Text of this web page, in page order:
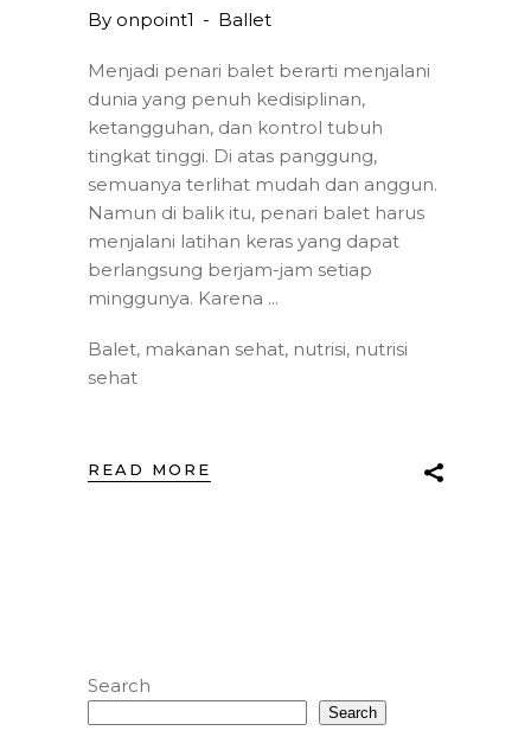
By onpoint1 Ballet
Menjadi penari balet berarti menjalani
dunia yang penuh kedisiplinan,
ketangguhan, dan kontrol tubuh
tingkat tinggi. Di atas panggung,
semuanya terlihat mudah dan anggun.
Namun di balik itu, penari balet harus
menjalani latihan keras yang dapat
berlangsung berjam-jam setiap
minggunya. Karena
Balet, makanan sehat, nutrisi, nutrisi
sehat
READ MORE
Search
Search